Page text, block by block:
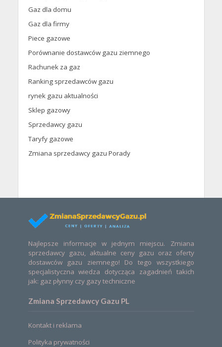
Gaz dla domu
Gaz dla firmy
Piece gazowe
Porównanie dostawców gazu ziemnego
Rachunek za gaz
Ranking sprzedawców gazu
rynek gazu aktualności
Sklep gazowy
Sprzedawcy gazu
Taryfy gazowe
Zmiana sprzedawcy gazu Porady
Najlepsze informacje w jednym miejscu. Zmiana
sprzedawcy gazu, aktualne ceny gazu oraz oferty
dostawców gazu ziemnego! Do tego wszystkiego
specjalistyczna wiedza dotycząca zagadnień takich
jak: gaz płynny czy gazy techniczne
Zmiana Sprzedawcy Gazu PL
Kontakt i reklama
Polityka prywatności